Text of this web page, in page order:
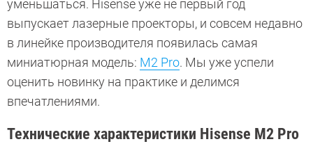
уменьшаться. Hisense уже не первый год
выпускает лазерные проекторы, и совсем недавно
в линейке производителя появилась самая
миниатюрная модель: M2 Pro. Мы уже успели
оценить новинку на практике и делимся
впечатлениями.
Технические характеристики Hisense M2 Pro